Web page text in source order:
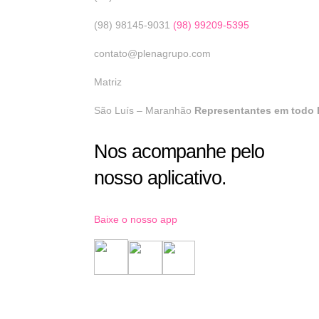
(98) 98145-9031 (98) 99209-5395
contato@plenagrupo.com
Matriz
São Luís – Maranhão Representantes em todo
Nos acompanhe pelo
nosso aplicativo.
Baixe o nosso app